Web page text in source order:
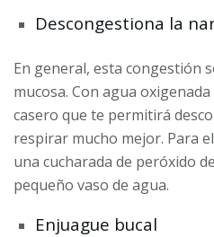
Descongestiona la
En general, esta congestión
mucosa. Con agua
casero que te permitirá
respirar mucho mejor. Para
una cucharada de peróxido
pequeño vaso de agua.
Enjuague bucal